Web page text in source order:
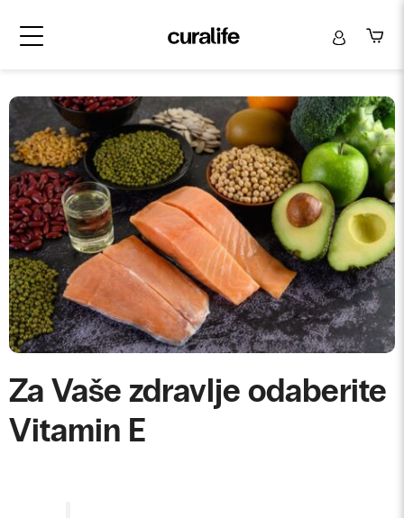
Za Vaše zdravlje odaberite
Vitamin E